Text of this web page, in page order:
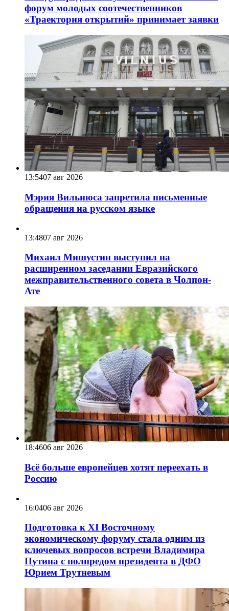
форум молодых соотечественников
«Траектория открытий» принимает заявки
13:5407 авг 2026
Мэрия Вильнюса запретила письменные
обращения на русском языке
13:4807 авг 2026
Михаил Мишустин выступил на
расширенном заседании Евразийского
межправительственного совета в Чолпон-
Ате
18:4606 авг 2026
Всё больше европейцев хотят переехать в
Россию
16:0406 авг 2026
Подготовка к XI Восточному
экономическому форуму стала одним из
ключевых вопросов встречи Владимира
Путина с полпредом президента в ДФО
Юрием Трутневым